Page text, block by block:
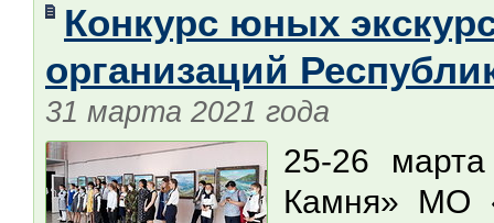
Конкурс юных
организаций
31 марта 2021 года
25-26
Камня» МО